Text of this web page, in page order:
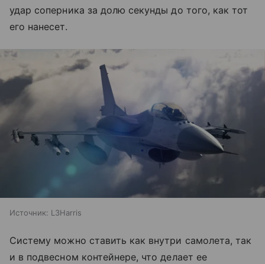
удар соперника за долю секунды до того, как тот
его нанесет.
Источник: L3Harris
Систему можно ставить как внутри самолета, так
и в подвесном контейнере, что делает ее